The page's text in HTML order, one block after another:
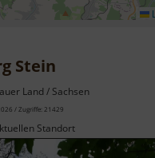
Stein
Land / Sachsen
/ Zugriffe: 21429
Standort